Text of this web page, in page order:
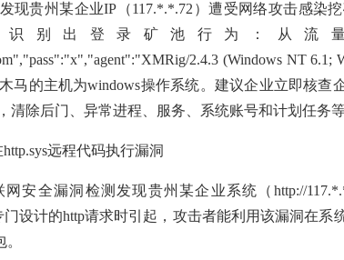
现贵州某企业IP（117.*.*.72）遭受网络攻击感染
别出登录矿池行为：从流
2.4.3 (Windows NT
马的主机为windows操作系统。建议企业立即核查
清除后门、异常进程、服务、系统账号和计划任务等
远程代码执行漏洞
网安全漏洞检测发现贵州某企业系统（http://
门设计的http请求时引起，攻击者能利用该漏洞在